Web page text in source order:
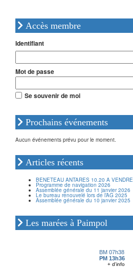
Accès membre
Identifiant
Mot de passe
Se souvenir de moi
Prochains événements
Aucun événements prévu pour le moment.
Articles récents
BENETEAU ANTARES 10.20 A VENDRE
Programme de navigation 2026
Assemblée générale du 11 janvier 2026
Le bureau renouvelé lors de l’AG 2025
Assemblée générale du 10 janvier 2025
Les marées à Paimpol